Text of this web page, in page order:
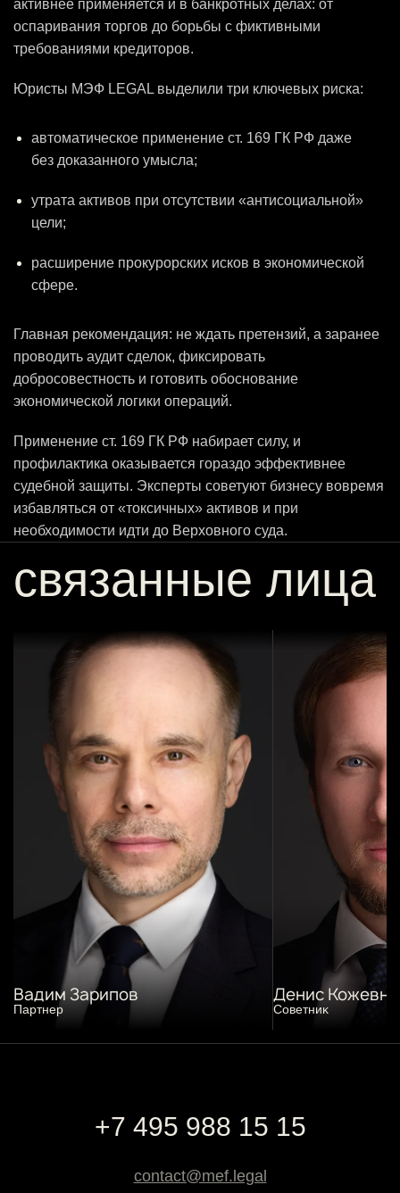
активнее применяется и в банкротных делах: от
оспаривания торгов до борьбы с фиктивными
требованиями кредиторов.
Юристы МЭФ LEGAL выделили три ключевых риска:
автоматическое применение ст. 169 ГК РФ даже
без доказанного умысла;
утрата активов при отсутствии «антисоциальной»
цели;
расширение прокурорских исков в экономической
сфере.
Главная рекомендация: не ждать претензий, а заранее
проводить аудит сделок, фиксировать
добросовестность и готовить обоснование
экономической логики операций.
Применение ст. 169 ГК РФ набирает силу, и
профилактика оказывается гораздо эффективнее
судебной защиты. Эксперты советуют бизнесу вовремя
избавляться от «токсичных» активов и при
необходимости идти до Верховного суда.
связанные лица
Вадим Зарипов
Партнер
Денис
Советниĸ
+7 495 988 15 15
contact@mef.legal